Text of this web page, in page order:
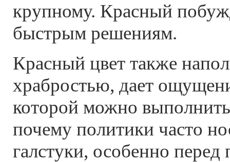
крупному. Красный
быстрым решениям.
Красный цвет также
храбростью, дает
которой можно
почему политики часто
галстуки, особенно перед